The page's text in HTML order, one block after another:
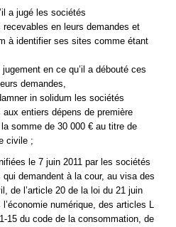
a jugé les sociétés
recevables en leurs demandes et
à identifier ses sites comme étant
en ce qu’il a débouté ces
demandes,
in solidum les sociétés
aux entiers dépens de première
somme de 30 000 € au titre de
civile ;
le 7 juin 2011 par les sociétés
qui demandent à la cour, au visa des
de l’article 20 de la loi du 21 juin
numérique, des articles L
15 du code de la consommation, de